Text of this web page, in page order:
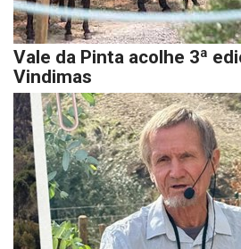
Vale da Pinta acolhe 3ª
Vindimas